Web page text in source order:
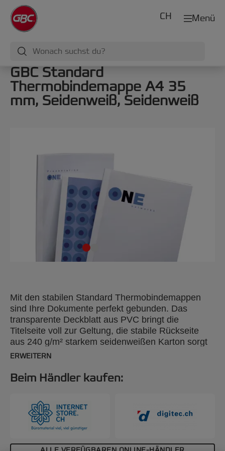
Menü
CH
GBC Standard
Thermobindemappe A4 35
mm, Seidenweiß, Seidenweiß
Mit den stabilen Standard Thermobindemappen
sind Ihre Dokumente perfekt gebunden. Das
transparente Deckblatt aus PVC bringt die
Titelseite voll zur Geltung, die stabile Rückseite
aus 240 g/m² starkem seidenweißen Karton sorgt
für Stabilität. A4, 35 mm, 50 Stück.
ERWEITERN
Beim Händler kaufen: